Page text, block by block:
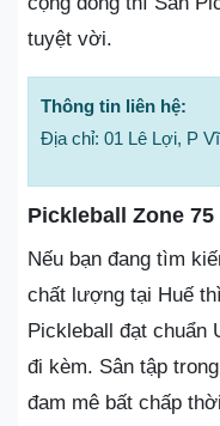
tuyệt vời.
Thông tin liên hệ:
Địa chỉ: 01 Lê Lợi, P
Pickleball Zone 75
Nếu bạn đang tìm
chất lượng tại Huế
Pickleball đạt chuẩn
đi kèm. Sân tập
đam mê bất chấp